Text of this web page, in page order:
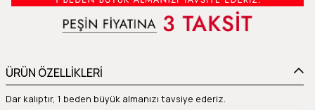
ÜRÜN ÖZELLİKLERİ
Dar kalıptır, 1 beden büyük almanızı tavsiye ederiz.